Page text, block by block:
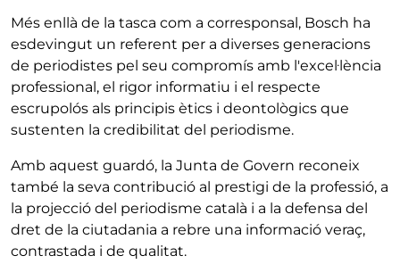
Més enllà de la tasca com a corresponsal, Bosch ha
esdevingut un referent per a diverses generacions
de periodistes pel seu compromís amb l'excel·lència
professional, el rigor informatiu i el respecte
escrupolós als principis ètics i deontològics que
sustenten la credibilitat del periodisme.
Amb aquest guardó, la Junta de Govern reconeix
també la seva contribució al prestigi de la professió, a
la projecció del periodisme català i a la defensa del
dret de la ciutadania a rebre una informació veraç,
contrastada i de qualitat.